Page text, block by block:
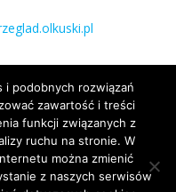
i podobnych rozwiązań
zawartość i treści
funkcji związanych z
ruchu na stronie. W
można zmienić
z naszych serwisów